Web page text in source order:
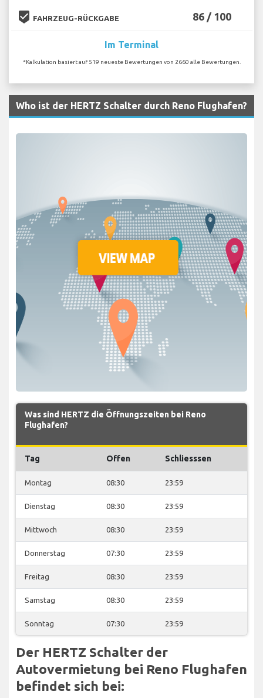
beenhere FAHRZEUG-RÜCKGABE 86 / 100
Im Terminal
*Kalkulation basiert auf 519 neueste Bewertungen von 2660 alle Bewertungen.
Who ist der HERTZ Schalter durch Reno Flughafen?
Was sind HERTZ die Öffnungszeiten bei Reno
Flughafen?
Tag Offen Schliesssen
Montag 08:30 23:59
Dienstag 08:30 23:59
Mittwoch 08:30 23:59
Donnerstag 07:30 23:59
Freitag 08:30 23:59
Samstag 08:30 23:59
Sonntag 07:30 23:59
Der HERTZ Schalter der
Autovermietung bei Reno Flughafen
befindet sich bei: